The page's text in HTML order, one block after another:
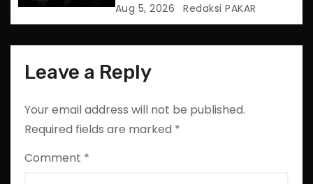
Aug 5, 2026 Redaksi PAKAR
Leave a Reply
Your email address will not be published.
Required fields are marked *
Comment *